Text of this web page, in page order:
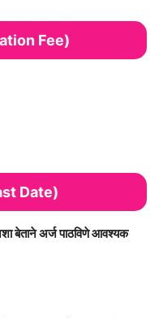
Fee)
Date)
बेताने अर्ज पाठविणे आवश्यक